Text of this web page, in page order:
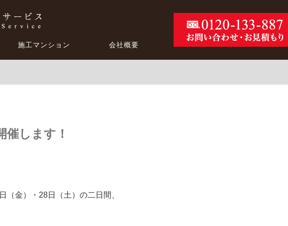
施工マンション 会社概要
します！
（金）・28日（土）の二日間、